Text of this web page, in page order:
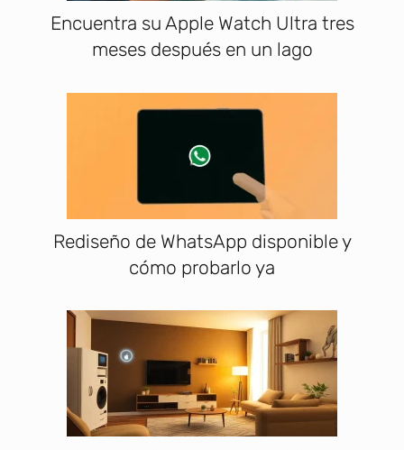
Encuentra su Apple Watch Ultra tres
meses después en un lago
Rediseño de WhatsApp disponible y
cómo probarlo ya